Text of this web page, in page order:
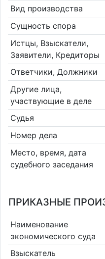
Вид производства
Сущность спора
Истцы, Взыскатели,
Заявители, Кредиторы
Ответчики, Должники
Другие лица,
участвующие в деле
Судья
Номер дела
Место, время, дата
судебного заседания
ПРИКАЗНЫЕ
Наименование
экономического суда
Взыскатель